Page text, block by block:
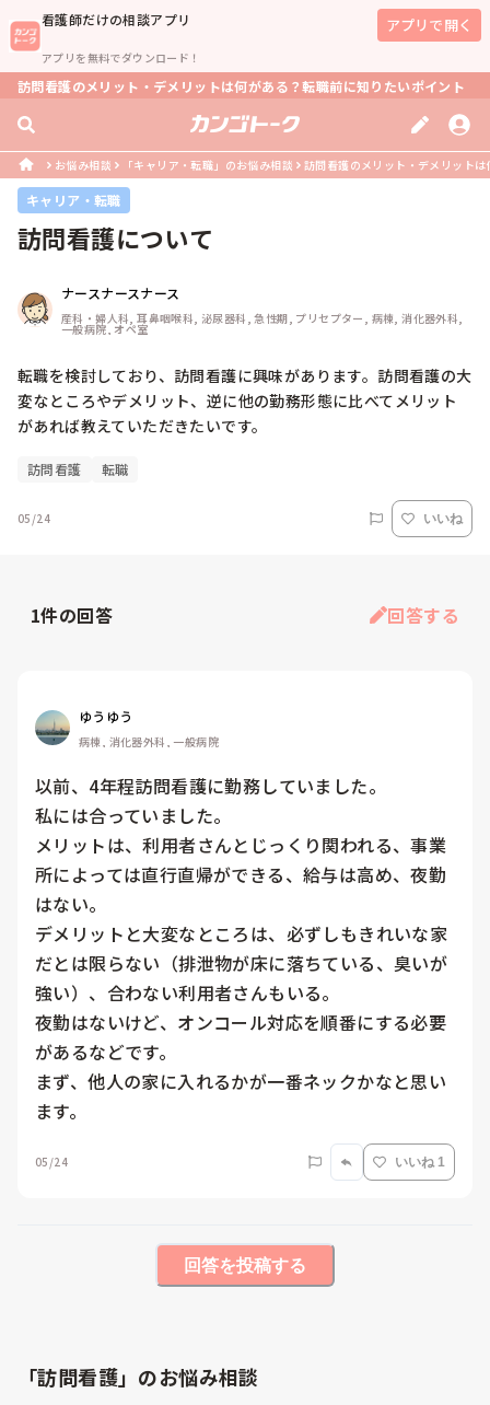
看護師だけの相談アプリ
アプリを無料でダウンロード！
アプリで開く
訪問看護のメリット・デメリットは何がある？転職前に知りたいポイント
お悩み相談 「キャリア・転職」のお悩み相談 訪問看護のメリット・デメリット
キャリア・転職
訪問看護について
ナースナースナース
産科・婦人科, 耳鼻咽喉科, 泌尿器科, 急性期, プリセプター, 病棟, 消化器外科,
一般病院, オペ室
転職を検討しており、訪問看護に興味があります。訪問看護の大
変なところやデメリット、逆に他の勤務形態に比べてメリット
があれば教えていただきたいです。
訪問看護 転職
05/24 いいね
1件の回答 回答する
ゆうゆう
病棟, 消化器外科, 一般病院
以前、4年程訪問看護に勤務していました。
私には合っていました。
メリットは、利用者さんとじっくり関われる、事業
所によっては直行直帰ができる、給与は高め、夜勤
はない。
デメリットと大変なところは、必ずしもきれいな家
だとは限らない（排泄物が床に落ちている、臭いが
強い）、合わない利用者さんもいる。
夜勤はないけど、オンコール対応を順番にする必要
があるなどです。
まず、他人の家に入れるかが一番ネックかなと思い
ます。
05/24 いいね 1
回答を投稿する
「訪問看護」のお悩み相談